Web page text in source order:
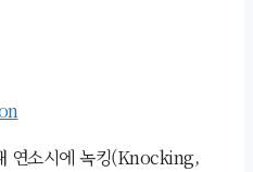
연소시에 녹킹(Knocking,